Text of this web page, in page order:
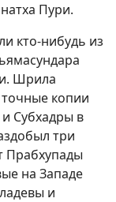
Пури.
кто-нибудь из
Шрила
копии
Субхадры в
три
Прабхупады
на Западе
и